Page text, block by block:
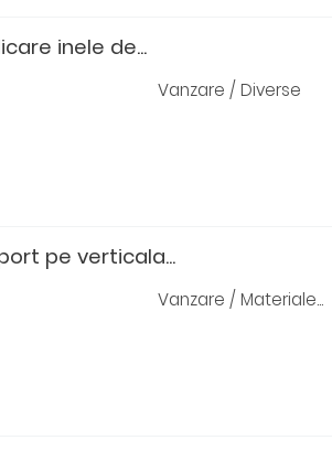
inele de...
Vanzare / Diverse
pe verticala...
Vanzare / Materiale...